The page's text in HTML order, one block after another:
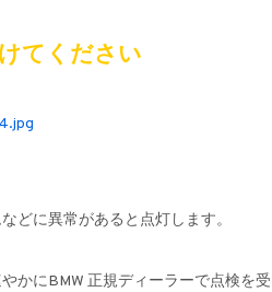
てください
どに異常があると点灯します。
かにBMW 正規ディーラーで点検を受